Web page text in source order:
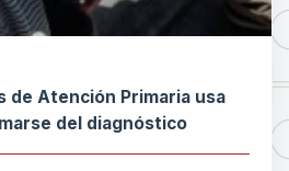
de Atención Primaria usa
del diagnóstico